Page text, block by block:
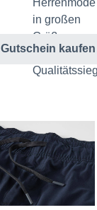
Gutschein kaufen